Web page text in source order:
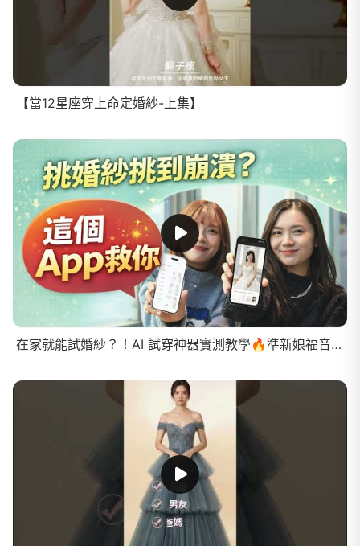
【當12星座穿上命定婚紗-上集】
在家就能試婚紗？！AI 試穿神器實測教學🔥準新娘福音！（懶人挑婚紗必看）